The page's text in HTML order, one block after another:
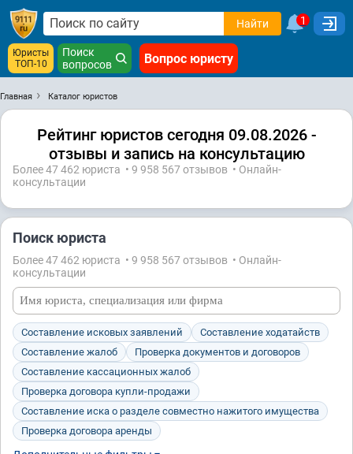
Найти 1
Юристы
ТОП-10
Поиск
вопросов
Вопрос юристу
Главная Каталог юристов
Рейтинг юристов сегодня 09.08.2026 -
отзывы и запись на консультацию
Более 47 462 юристa • 9 958 567 отзывов • Онлайн-
консультации
Поиск юриста
Более 47 462 юристa • 9 958 567 отзывов • Онлайн-
консультации
Составление исковых заявлений
Составление ходатайств
Составление жалоб
Проверка документов и договоров
Составление кассационных жалоб
Проверка договора купли-продажи
Составление иска о разделе совместно нажитого имущества
Проверка договора аренды